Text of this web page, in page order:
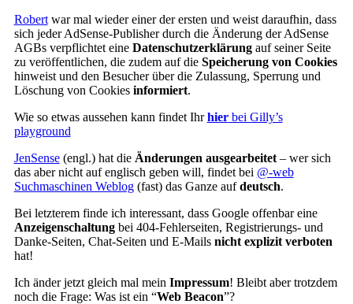
Robertwar mal wieder einer der ersten und weist daraufhin, dass
sich jeder AdSense-Publisher durch die Änderung der AdSense
AGBs verpflichtet eine Datenschutzerklärung auf seiner Seite
zu veröffentlichen, die zudem auf die Speicherung von Cookies
hinweist und den Besucher über die Zulassung, Sperrung und
Löschung von Cookies informiert.
Wie so etwas aussehen kann findet Ihrhierbei Gilly’s
playground
JenSense(engl.) hat die Änderungen ausgearbeitet– wer sich
das aber nicht auf englisch geben will, findet bei @-web
Suchmaschinen Weblog(fast) das Ganze aufdeutsch.
Bei letzterem finde ich interessant, dass Google offenbar eine
Anzeigenschaltung bei 404-Fehlerseiten, Registrierungs- und
Danke-Seiten, Chat-Seiten und E-Mailsnicht explizit verboten
hat!
Ich änder jetzt gleich mal mein Impressum! Bleibt aber trotzdem
noch die Frage: Was ist ein “Web Beacon”?